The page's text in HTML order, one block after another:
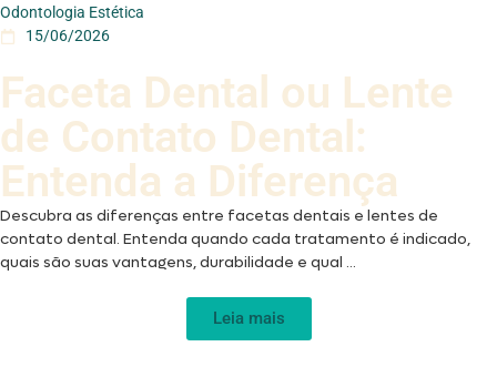
Odontologia Estética
15/06/2026
Faceta Dental ou Lente
de Contato Dental:
Entenda a Diferença
Descubra as diferenças entre facetas dentais e lentes de
contato dental. Entenda quando cada tratamento é indicado,
quais são suas vantagens, durabilidade e qual ...
Leia mais